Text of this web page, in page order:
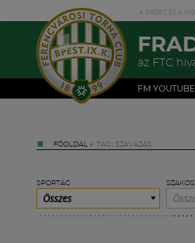
az FTC
FM
FŐOLDAL » TAG: SZAVAZÁS
SPORTÁG
Összes